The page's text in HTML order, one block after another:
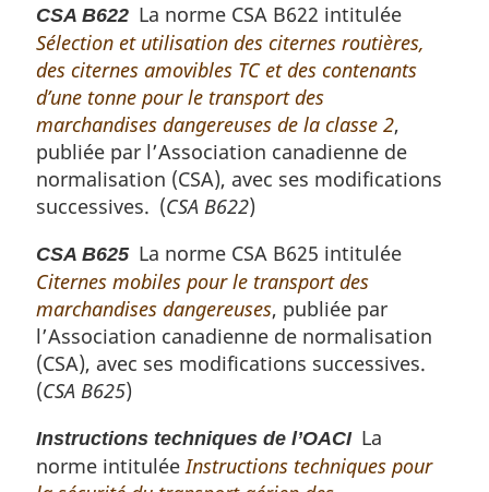
CSA B622 La norme CSA B622 intitulée
Sélection et utilisation des citernes routières,
des citernes amovibles TC et des contenants
d’une tonne pour le transport des
marchandises dangereuses de la classe 2,
publiée par l’Association canadienne de
normalisation (CSA), avec ses modifications
successives. (CSA B622)
CSA B625La norme CSA B625 intitulée
Citernes mobiles pour le transport des
marchandises dangereuses, publiée par
l’Association canadienne de normalisation
(CSA), avec ses modifications successives.
(CSA B625)
Instructions techniques de l’OACILa
norme intituléeInstructions techniques pour